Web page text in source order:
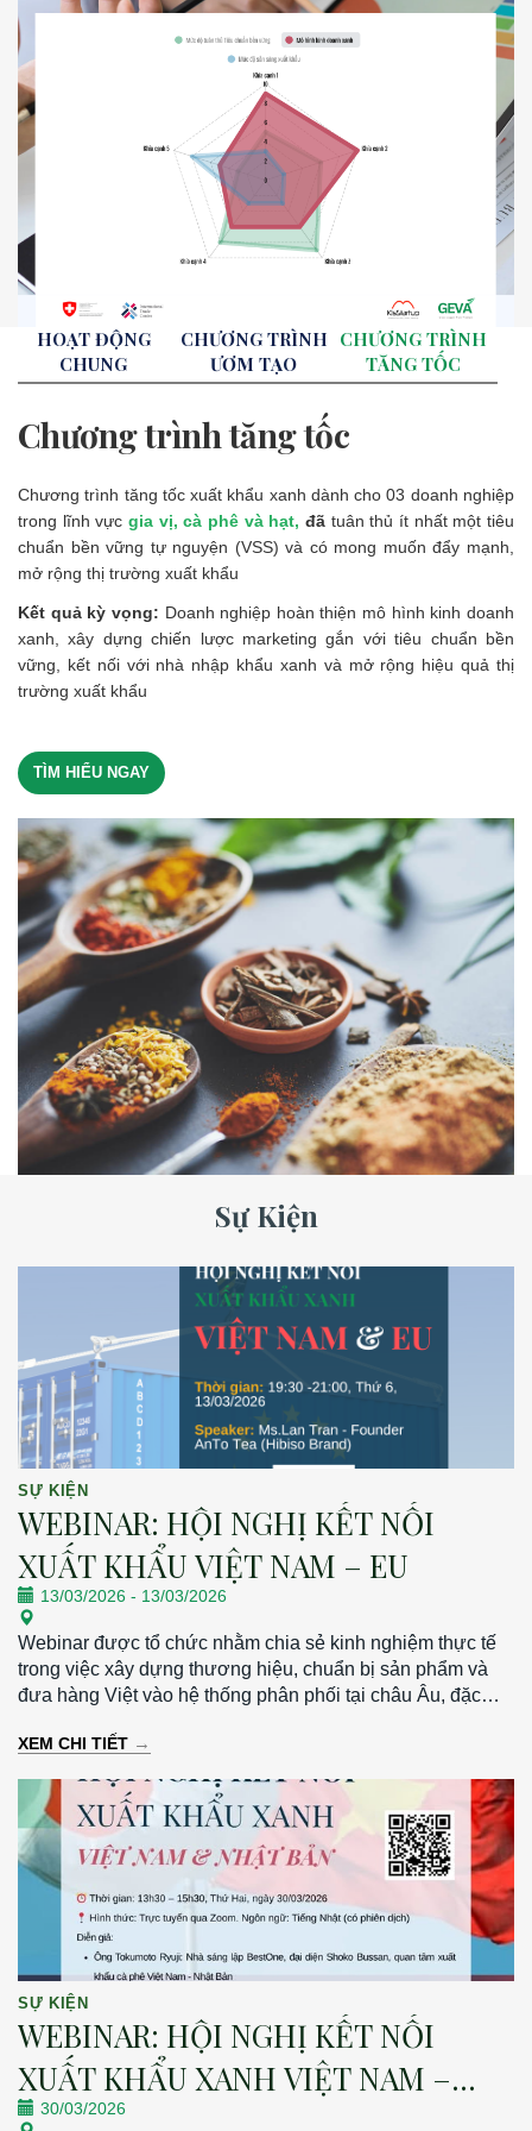
HOẠT ĐỘNG
CHUNG
CHƯƠNG TRÌNH
ƯƠM TẠO
CHƯƠNG TRÌNH
TĂNG TỐC
Chương trình tăng tốc
Chương trình tăng tốc xuất khẩu xanh dành cho 03 doanh nghiệp
trong lĩnh vực gia vị, cà phê và hạt, đã tuân thủ ít nhất một tiêu
chuẩn bền vững tự nguyện (VSS) và có mong muốn đẩy mạnh,
mở rộng thị trường xuất khẩu
Kết quả kỳ vọng: Doanh nghiệp hoàn thiện mô hình kinh doanh
xanh, xây dựng chiến lược marketing gắn với tiêu chuẩn bền
vững, kết nối với nhà nhập khẩu xanh và mở rộng hiệu quả thị
trường xuất khẩu
TÌM HIỂU NGAY
Sự Kiện
SỰ KIỆN
WEBINAR: HỘI NGHỊ KẾT NỐI
XUẤT KHẨU VIỆT NAM – EU
13/03/2026 - 13/03/2026
Webinar được tổ chức nhằm chia sẻ kinh nghiệm thực tế
trong việc xây dựng thương hiệu, chuẩn bị sản phẩm và
đưa hàng Việt vào hệ thống phân phối tại châu Âu, đặc
Sáu, ngày 13/03/2026 Hình thức: Trực tuyến qua Zoom
XEM CHI TIẾT →
SỰ KIỆN
WEBINAR: HỘI NGHỊ KẾT NỐI
XUẤT KHẨU XANH VIỆT NAM –
NHẬT BẢN
30/03/2026